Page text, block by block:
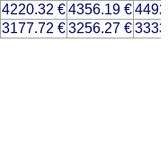
4220.32 €4356.19 €
3177.72 €3256.27 €